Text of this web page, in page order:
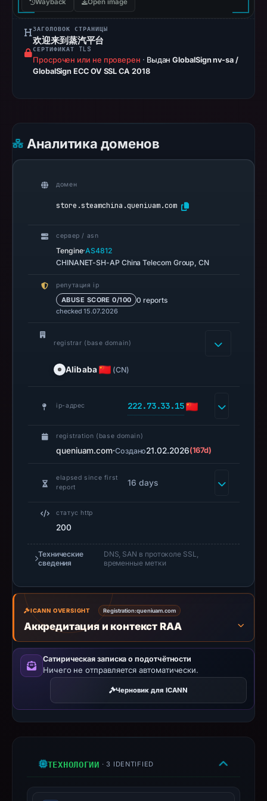
2026
AlienVault
recorded
community
pulse
1,
00:29
UTC.
recorded
result
on
2026
02:35
UTC.
URLScan
no
timestamp
was
recorded.
Negative
or
missing
results
do
not
establish
safety.
Context:
Wayback Open image
ЗАГОЛОВОК СТРАНИЦЫ
欢迎来到蒸汽平台
СЕРТИФИКАТ TLS
Просрочен или не проверен · ВыданGlobalSign nv-sa /
GlobalSign ECC OV SSL CA 2018
Аналитика доменов
домен
store.steamchina.queniuam.com
сервер / asn
Tengine·AS4812
CHINANET-SH-AP China Telecom Group, CN
репутация ip
ABUSE SCORE 0/100 0 reports
checked 15.07.2026
registrar (base domain)
Alibaba (CN)
ip-адрес 222.73.33.15
registration (base domain)
queniuam.com·Создано21.02.2026(167d)
elapsed since first
report
16 days
статус http
200
Технические
сведения
DNS, SAN в протоколе SSL,
временные метки
ICANN OVERSIGHT Registration:queniuam.com
Аккредитация и контекст RAA
Сатирическая записка о подотчётности
Ничего не отправляется автоматически.
Черновик для ICANN
ТЕХНОЛОГИИ · 3 IDENTIFIED